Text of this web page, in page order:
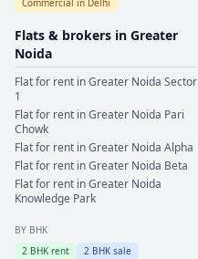
Flats & brokers in Greater
Noida
Flat for rent inGreater Noida Sector
1
Flat for rent inGreater Noida Pari
Chowk
Flat for rent inGreater Noida Alpha
Flat for rent inGreater Noida Beta
Flat for rent inGreater Noida
Knowledge Park
BY BHK
2 BHK rent 2 BHK sale